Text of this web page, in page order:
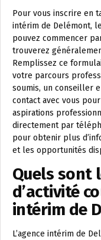
Pour vous inscrire en
intérim de Delémont,
pouvez commencer
trouverez
Remplissez ce
votre parcours
soumis, un conseiller
contact avec vous
aspirations
directement par
pour obtenir plus
et les opportunités
Quels sont
d’activité
intérim de
L’agence intérim de